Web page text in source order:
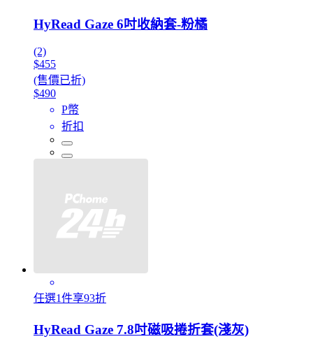
HyRead Gaze 6吋收納套-粉橘
(2)
$455
(售價已折)
$490
P幣
折扣
任選1件享93折
HyRead Gaze 7.8吋磁吸捲折套(淺灰)